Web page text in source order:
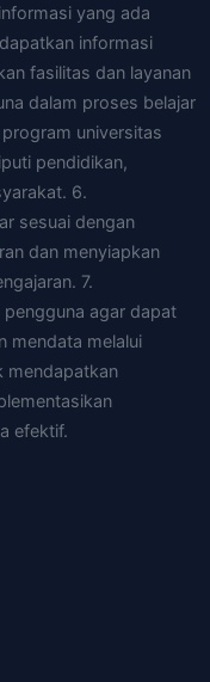
yang ada
informasi
fasilitas dan layanan
dalam proses belajar
universitas
pendidikan,
6.
sesuai dengan
dan menyiapkan
7.
agar dapat
mendata melalui
mendapatkan
efektif.